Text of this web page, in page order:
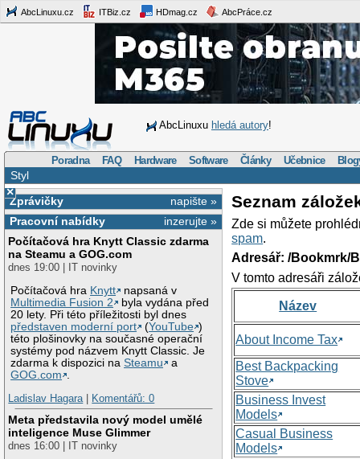
AbcLinuxu.cz ITBiz.cz HDmag.cz AbcPráce.cz
AbcLinuxu hledá autory!
Poradna FAQ Hardware Software Články Učebnice
Styl
×
napište »
Zprávičky
inzerujte »
Pracovní nabídky
Počítačová hra Knytt Classic zdarma
na Steamu a GOG.com
dnes 19:00 | IT novinky
Počítačová hra Knytt
napsaná v
Multimedia Fusion 2
byla vydána před
20 lety. Při této příležitosti byl dnes
představen moderní port
(YouTube )
této plošinovky na současné operační
systémy pod názvem Knytt Classic. Je
zdarma k dispozici naSteamu
a
GOG.com
Ladislav Hagara| Komentářů: 0
Meta představila nový model umělé
inteligence Muse Glimmer
dnes 16:00 | IT novinky
Seznam
Zde si můžete
spam.
Adresář: /Bookmrk/
V tomto adresáři
Název
About Income Tax
Best Backpacking
Stove
Business Invest
Models
Casual Business
Models